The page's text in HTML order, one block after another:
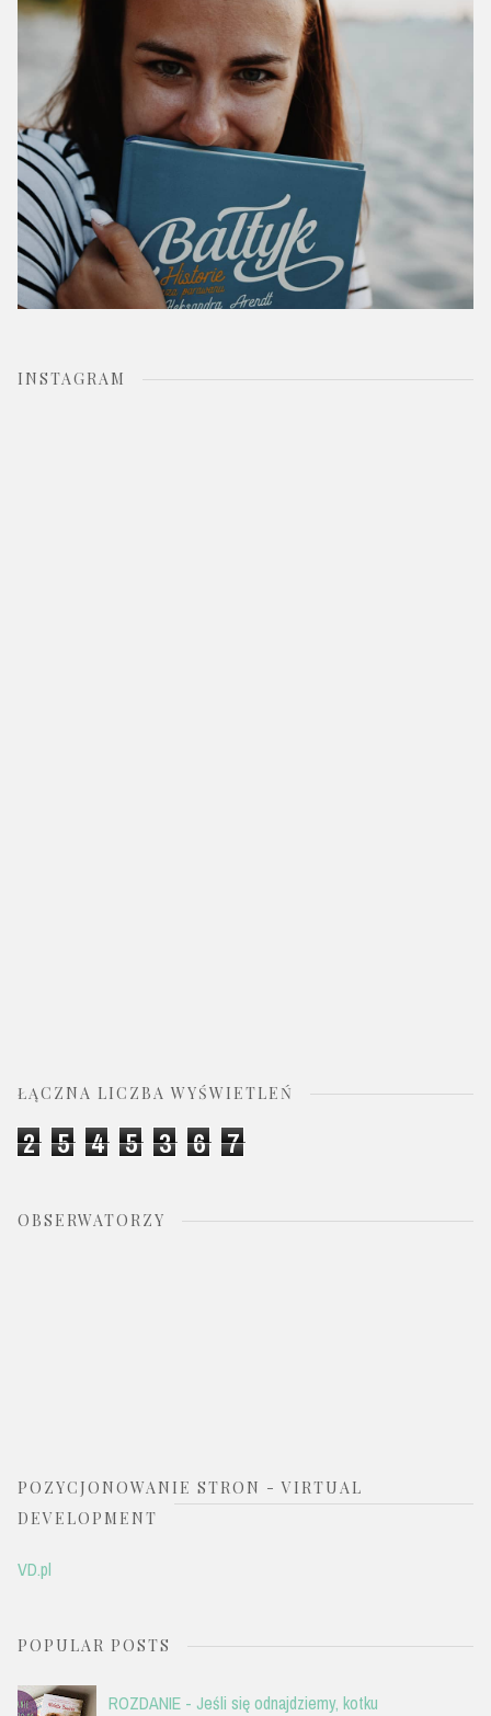
INSTAGRAM
ŁĄCZNA LICZBA WYŚWIETLEŃ
2 5 4 5 3 6 7
OBSERWATORZY
POZYCJONOWANIE STRON - VIRTUAL
DEVELOPMENT
VD.pl
POPULAR POSTS
ROZDANIE - Jeśli się odnajdziemy, kotku